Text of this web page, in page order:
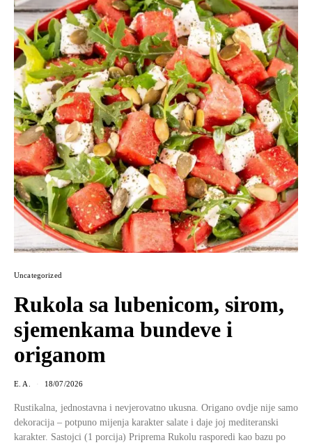
Uncategorized
Rukola sa lubenicom, sirom,
sjemenkama bundeve i
origanom
E. A. 18/07/2026
Rustikalna, jednostavna i nevjerovatno ukusna. Origano ovdje nije samo
dekoracija – potpuno mijenja karakter salate i daje joj mediteranski
karakter. Sastojci (1 porcija) Priprema Rukolu rasporedi kao bazu po